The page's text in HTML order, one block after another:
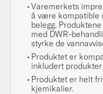
Varemerkets
å være kompatible
belegg.
med DWR-
styrke de
Produktet er
inkludert
Produktet er helt
kjemikalier.